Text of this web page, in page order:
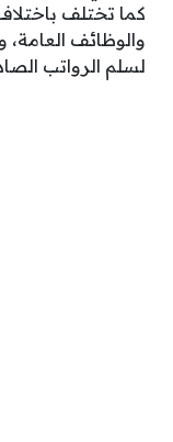
كما تختلف
والوظائف العامة،
لسلم الرواتب